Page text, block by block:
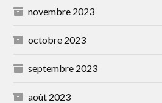
novembre 2023
octobre 2023
septembre 2023
août 2023